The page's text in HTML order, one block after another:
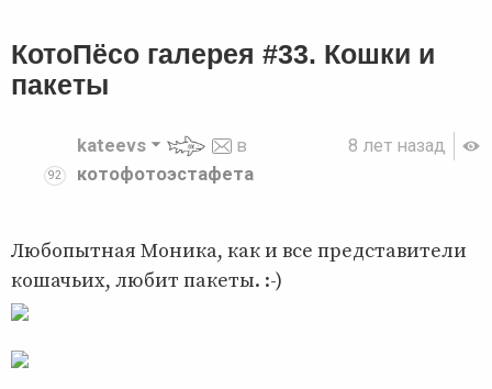
КотоПёсо галерея #33. Кошки и
пакеты
8 лет назад
92
kateevs
в
котофотоэстафета
Любопытная Моника, как и все представители
кошачьих, любит пакеты. :-)